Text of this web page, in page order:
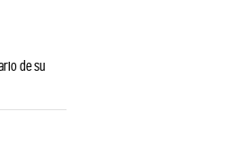
de su